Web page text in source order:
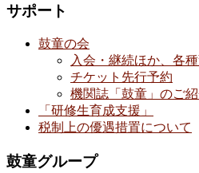
サポート
鼓童の会
入会・継続ほか、各
チケット先行予約
機関誌「鼓童」のご
「研修生育成支援」
税制上の優遇措置について
鼓童グループ